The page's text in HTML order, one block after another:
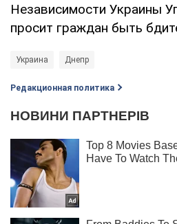
Независимости Украины
просит граждан быть
Украина Днепр
Редакционная политика